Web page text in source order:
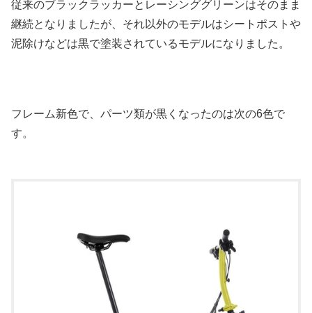
従来のブラックラッカーとレーシンググリーンはそのまま
継続となりましたが、それ以外のモデルはシートポストや
泥除けなどは黒で塗装されているモデルになりました。
フレーム新色で、パーツ類が黒くなったのは次の6色で
す。